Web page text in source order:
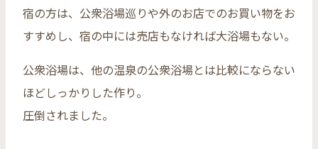
宿の方は、公衆浴場巡りや外のお店でのお買い物をお
すすめし、宿の中には売店もなければ大浴場もない。
公衆浴場は、他の温泉の公衆浴場とは比較にならない
ほどしっかりした作り。
圧倒されました。